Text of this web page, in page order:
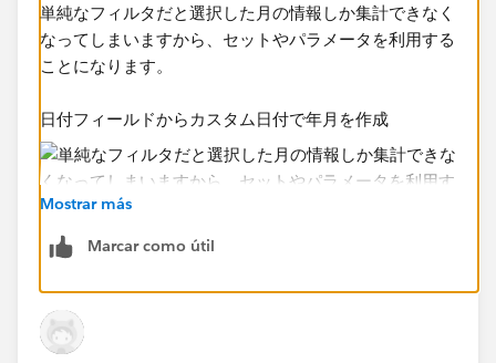
単純なフィルタだと選択した月の情報しか集計できなく
なってしまいますから、セットやパラメータを利用する
ことになります。​
日付フィールドからカスタム日付で年月を作成
Mostrar más
Marcar como útil